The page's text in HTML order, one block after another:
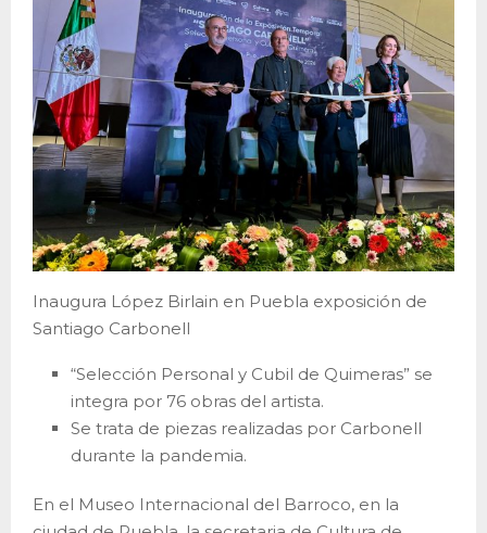
Inaugura López Birlain en Puebla exposición de
Santiago Carbonell
“Selección Personal y Cubil de Quimeras” se
integra por 76 obras del artista.
Se trata de piezas realizadas por Carbonell
durante la pandemia.
En el Museo Internacional del Barroco, en la